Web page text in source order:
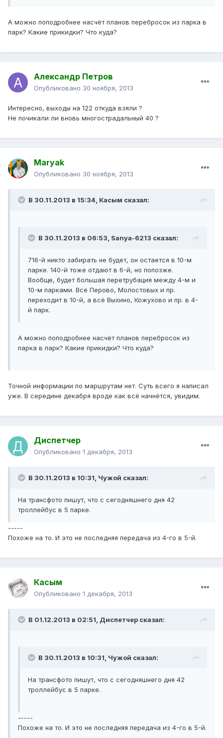
А можно поподробнее насчёт планов перебросок из парка в
парк? Какие прикидки? Что куда?
Александр Петров
Опубликовано 30 ноября, 2013
Интересно, выходы на 122 откуда взяли ?
Не почикали ли вновь многострадальный 40 ?
Maryak
Опубликовано 30 ноября, 2013
В 30.11.2013 в 15:34, Касым сказал:
В 30.11.2013 в 06:53, Sanya-6213 сказал:
716-й никто забирать не будет, он остается в 10-м
парке. 140-й тоже отдают в 6-й, но попозже.
Вообще, будет большая перетрубация между 4-м и
10-м парками. Всё Перово, Молостовых и пр.
переходит в 10-й, а всё Выхино, Кожухово и пр. в 4-
й парк.
А можно поподробнее насчёт планов перебросок из
парка в парк? Какие прикидки? Что куда?
Точной информации по маршрутам нет. Суть всего я написал
уже. В середине декабря вроде как всё начнётся, увидим.
Диспетчер
Опубликовано 1 декабря, 2013
В 30.11.2013 в 10:31, Чужой сказал:
На трансфото пишут, что с сегодняшнего дня 42
троллейбус в 5 парке.
-----
Похоже на то. И это не последняя передача из 4-го в 5-й.
Касым
Опубликовано 1 декабря, 2013
В 01.12.2013 в 02:51, Диспетчер сказал:
В 30.11.2013 в 10:31, Чужой сказал:
На трансфото пишут, что с сегодняшнего дня 42
троллейбус в 5 парке.
-----
Похоже на то. И это не последняя передача из 4-го в 5-й.